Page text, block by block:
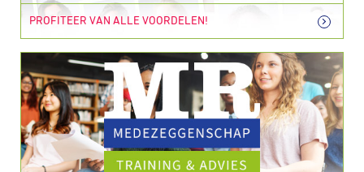
PROFITEER VAN ALLE VOORDELEN!